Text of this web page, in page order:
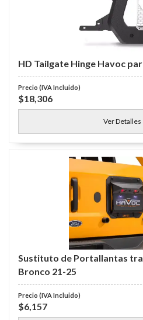
HD Tailgate Hinge Havoc
$18,306
Ver Detalles
Sustituto de Portallantas
Bronco 21-25
$6,157